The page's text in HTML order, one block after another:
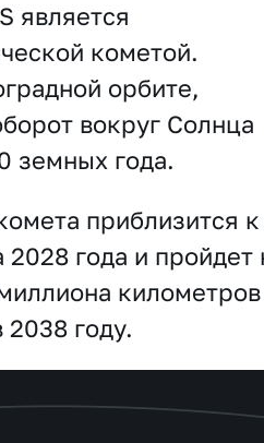
является
кометой.
орбите,
вокруг Солнца
земных года.
приблизится к
2028 года и пройдет
2038 году.